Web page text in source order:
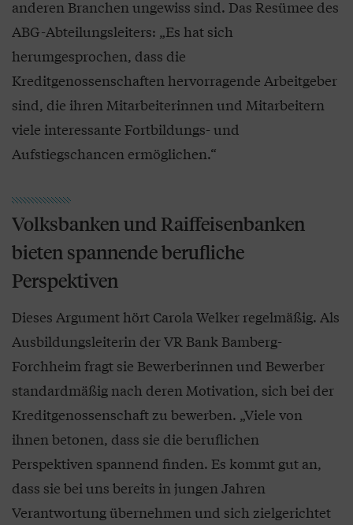
anderen Branchen ungewiss sind. Das Resümee des
ABG-Abteilungsleiters: „Es hat sich
herumgesprochen, dass die
Kreditgenossenschaften hervorragende Arbeitgeber
sind, die ihren Mitarbeiterinnen und Mitarbeitern
viele interessante Fortbildungs- und
Aufstiegschancen ermöglichen.“
Volksbanken und Raiffeisenbanken
bieten spannende berufliche
Perspektiven
Dieses Argument hört Carola Welker regelmäßig. Als
Ausbildungsleiterin der VR Bank Bamberg-
Forchheim fragt sie Bewerberinnen und Bewerber
standardmäßig nach deren Motivation, sich bei der
Kreditgenossenschaft zu bewerben. „Viele von
ihnen betonen, dass sie die beruflichen
Perspektiven spannend finden. Es kommt gut an,
dass sie bei uns bereits in jungen Jahren
Verantwortung übernehmen und sich zielgerichtet